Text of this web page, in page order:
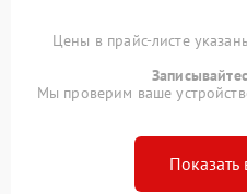
Цены в прайс-листе
Мы проверим ваше
Показать